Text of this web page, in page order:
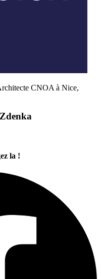
CNOA à Nice,
la !